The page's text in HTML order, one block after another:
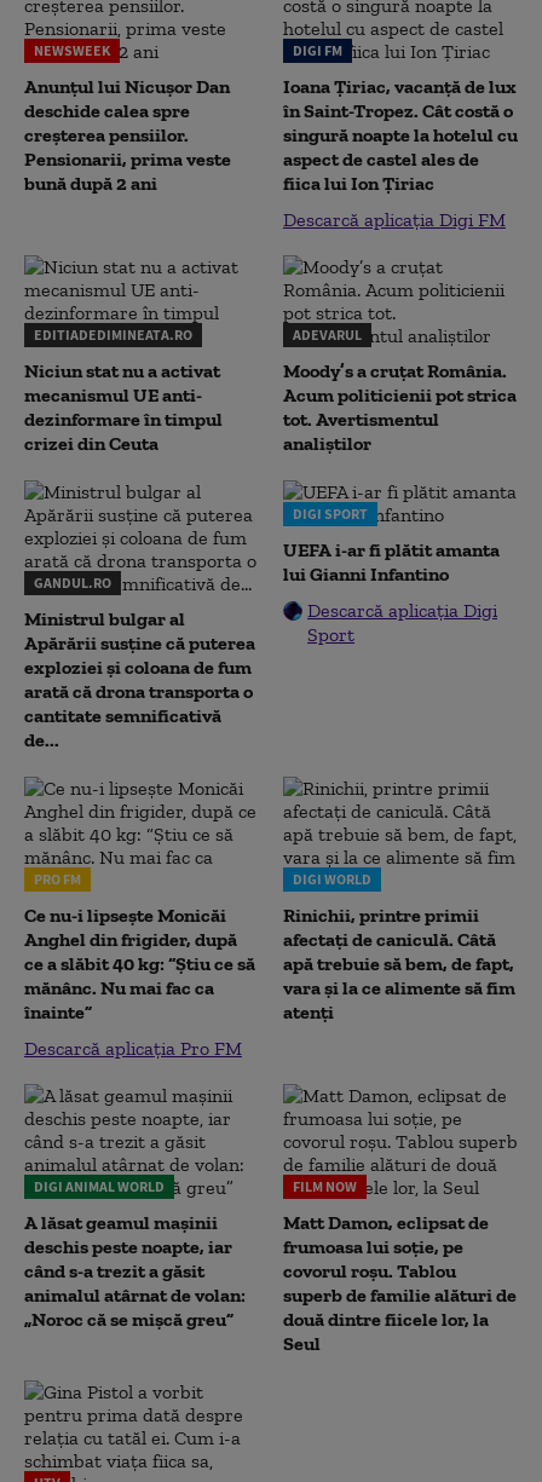
NEWSWEEK
Anunțul lui Nicușor Dan
deschide calea spre
creșterea pensiilor.
Pensionarii, prima veste
bună după 2 ani
DIGI FM
Ioana Țiriac, vacanță de lux
în Saint-Tropez. Cât costă o
singură noapte la hotelul cu
aspect de castel ales de
fiica lui Ion Țiriac
Descarcă aplicația Digi FM
EDITIADEDIMINEATA.RO
Niciun stat nu a activat
mecanismul UE anti-
dezinformare în timpul
crizei din Ceuta
ADEVARUL
Moody’s a cruțat România.
Acum politicienii pot strica
tot. Avertismentul
analiștilor
GANDUL.RO
Ministrul bulgar al
Apărării susține că puterea
exploziei și coloana de fum
arată că drona transporta o
cantitate semnificativă
de...
DIGI SPORT
UEFA i-ar fi plătit amanta
lui Gianni Infantino
Descarcă aplicația Digi
Sport
PRO FM
Ce nu-i lipsește Monicăi
Anghel din frigider, după
ce a slăbit 40 kg: “Știu ce să
mănânc. Nu mai fac ca
înainte”
Descarcă aplicația Pro FM
DIGI WORLD
Rinichii, printre primii
afectați de caniculă. Câtă
apă trebuie să bem, de fapt,
vara și la ce alimente să fim
atenți
DIGI ANIMAL WORLD
A lăsat geamul mașinii
deschis peste noapte, iar
când s-a trezit a găsit
animalul atârnat de volan:
„Noroc că se mișcă greu”
FILM NOW
Matt Damon, eclipsat de
frumoasa lui soție, pe
covorul roșu. Tablou
superb de familie alături de
două dintre fiicele lor, la
Seul